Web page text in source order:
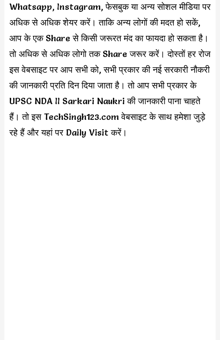
Whatsapp, Instagram, फेसबुक या अन्य सोशल मीडिया पर
अधिक से अधिक शेयर करें। ताकि अन्य लोगों की मदत हो सकें,
आप के एक Share से किसी जरूरत मंद का फायदा हो सकता है।
तो अधिक से अधिक लोगो तक Share जरूर करें। दोस्तों हर रोज
इस वेबसाइट पर आप सभी को, सभी प्रकार की नई सरकारी नौकरी
की जानकारी प्रति दिन दिया जाता है। तो आप सभी प्रकार के
UPSC NDA II Sarkari Naukri की जानकारी पाना चाहते
हैं। तो इस TechSingh123.com वेबसाइट के साथ हमेशा जुड़े
रहे हैं और यहां पर Daily Visit करें।